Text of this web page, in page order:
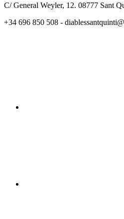
C/ General Weyler, 12. 08777 Sant
+34 696 850 508 -